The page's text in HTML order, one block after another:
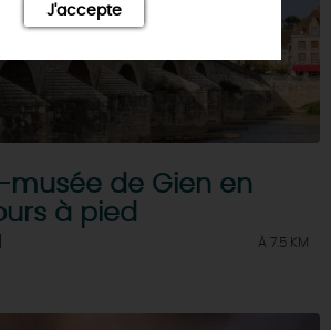
musée de Gien en
à pied
À 7.5 KM
J'accepte